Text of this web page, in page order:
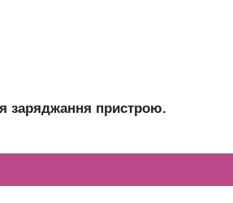
заряджання пристрою.